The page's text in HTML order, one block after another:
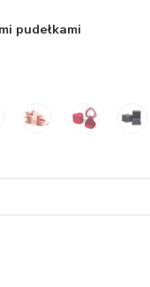
pudełkami